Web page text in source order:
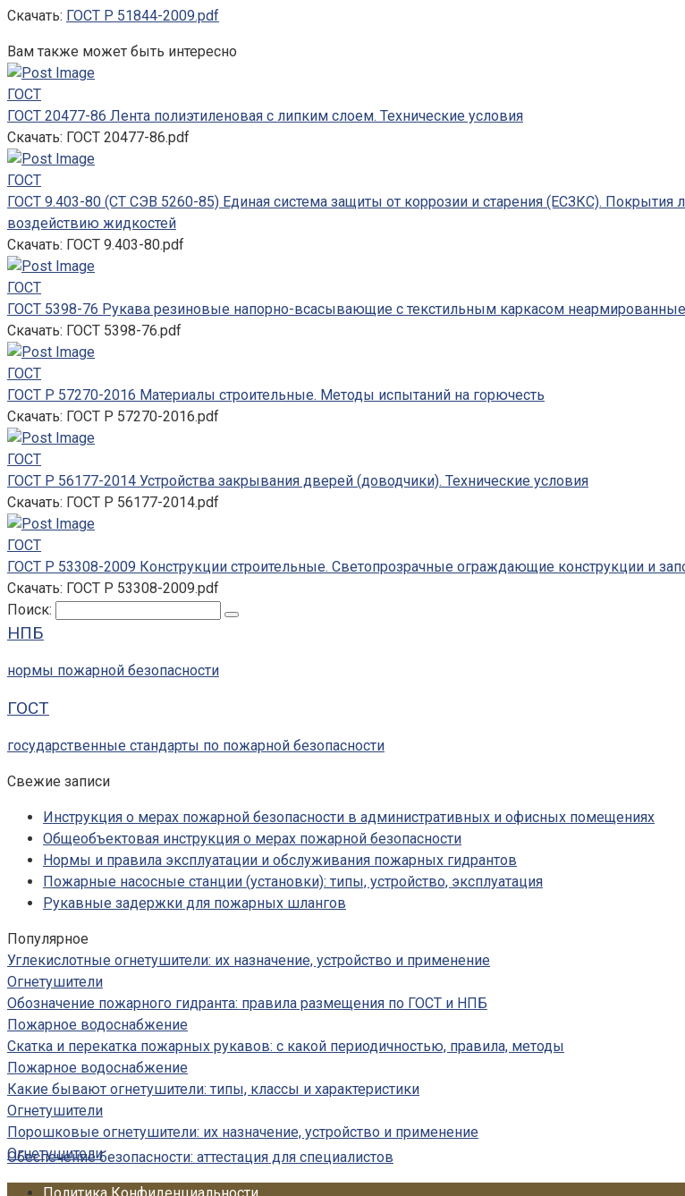
Скачать: ГОСТ Р 51844-2009.pdf
Вам также может быть интересно
ГОСТ
ГОСТ 20477-86 Лента полиэтиленовая с липким слоем. Технические условия
Скачать: ГОСТ 20477-86.pdf
ГОСТ
ГОСТ 9.403-80 (СТ СЭВ 5260-85) Единая система защиты от коррозии и старения (ЕСЗКС). Покрытия
воздействию жидкостей
Скачать: ГОСТ 9.403-80.pdf
ГОСТ
ГОСТ 5398-76 Рукава резиновые напорно-всасывающие с текстильным каркасом
Скачать: ГОСТ 5398-76.pdf
ГОСТ
ГОСТ Р 57270-2016 Материалы строительные. Методы испытаний на горючесть
Скачать: ГОСТ Р 57270-2016.pdf
ГОСТ
ГОСТ Р 56177-2014 Устройства закрывания дверей (доводчики). Технические условия
Скачать: ГОСТ Р 56177-2014.pdf
ГОСТ
ГОСТ Р 53308-2009 Конструкции строительные. Светопрозрачные ограждающие конструкции и
Скачать: ГОСТ Р 53308-2009.pdf
Поиск:
НПБ
нормы пожарной безопасности
ГОСТ
государственные стандарты по пожарной безопасности
Свежие записи
Инструкция о мерах пожарной безопасности в административных и офисных помещениях
Общеобъектовая инструкция о мерах пожарной безопасности
Нормы и правила эксплуатации и обслуживания пожарных гидрантов
Пожарные насосные станции (установки): типы, устройство, эксплуатация
Рукавные задержки для пожарных шлангов
Популярное
Углекислотные огнетушители: их назначение, устройство и применение
Огнетушители
Обозначение пожарного гидранта: правила размещения по ГОСТ и НПБ
Пожарное водоснабжение
Скатка и перекатка пожарных рукавов: с какой периодичностью, правила, методы
Пожарное водоснабжение
Какие бывают огнетушители: типы, классы и характеристики
Огнетушители
Порошковые огнетушители: их назначение, устройство и применение
Огнетушители
Обеспечение безопасности: аттестация для специалистов